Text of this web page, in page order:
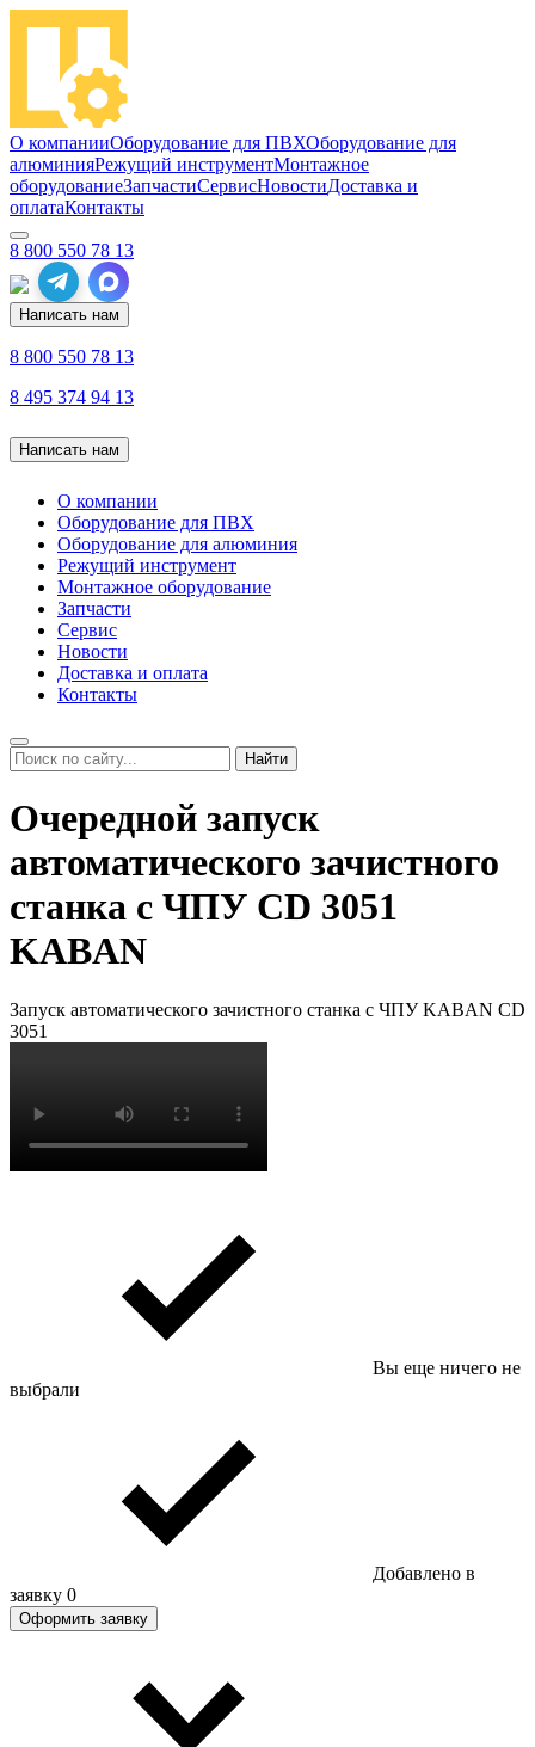
О компанииОборудование для ПВХОборудование для
алюминияРежущий инструментМонтажное
оборудованиеЗапчастиСервисНовостиДоставка и
оплатаКонтакты
8 800 550 78 13
Написать нам
8 800 550 78 13
8 495 374 94 13
Написать нам
О компании
Оборудование для ПВХ
Оборудование для алюминия
Режущий инструмент
Монтажное оборудование
Запчасти
Сервис
Новости
Доставка и оплата
Контакты
Найти
Очередной запуск
автоматического зачистного
станка с ЧПУ CD 3051
KABAN
Запуск автоматического зачистного станка с ЧПУ KABAN CD
3051
Вы еще ничего не
выбрали
Добавлено в
заявку 0
Оформить заявку